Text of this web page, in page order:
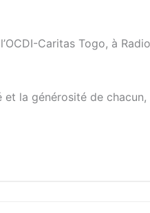
Caritas Togo, à
la générosité de chacun,